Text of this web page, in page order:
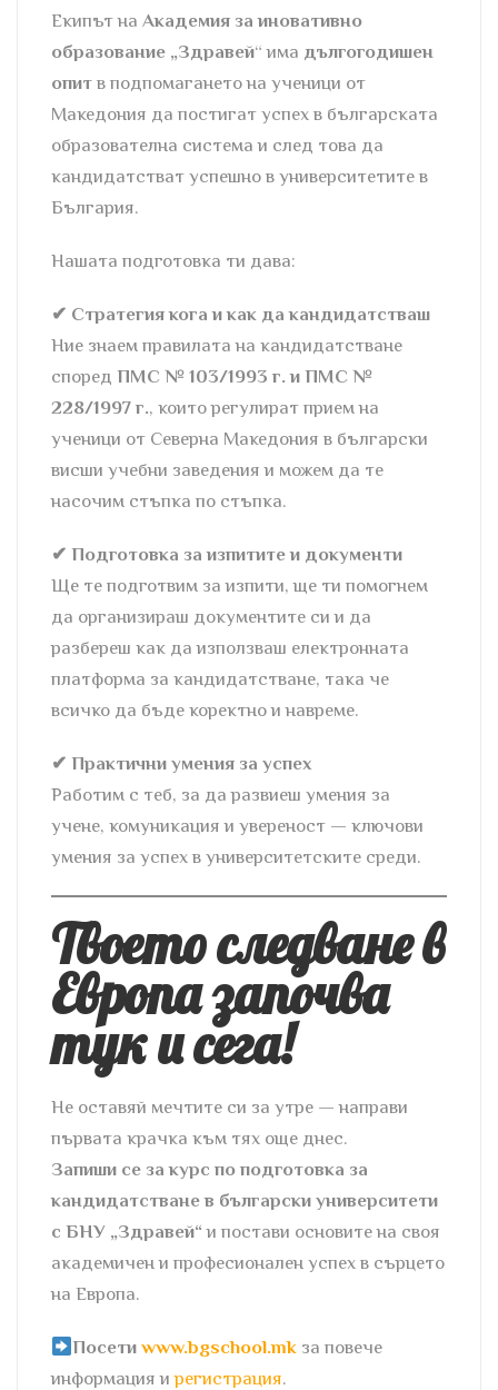
Екипът на Академия за иновативно
образование „Здравей“ има дългогодишен
опит в подпомагането на ученици от
Македония да постигат успех в българската
образователна система и след това да
кандидатстват успешно в университетите в
България.
Нашата подготовка ти дава:
✔ Стратегия кога и как да кандидатстваш
Ние знаем правилата на кандидатстване
според ПМС № 103/1993 г. и ПМС №
228/1997 г., които регулират прием на
ученици от Северна Македония в български
висши учебни заведения и можем да те
насочим стъпка по стъпка.
✔ Подготовка за изпитите и документи
Ще те подготвим за изпити, ще ти помогнем
да организираш документите си и да
разбереш как да използваш електронната
платформа за кандидатстване, така че
всичко да бъде коректно и навреме.
✔ Практични умения за успех
Работим с теб, за да развиеш умения за
учене, комуникация и увереност — ключови
умения за успех в университетските среди.
Твоето следване в
Европа започва
тук и сега!
Не оставяй мечтите си за утре — направи
първата крачка към тях още днес.
Запиши се за курс по подготовка за
кандидатстване в български университети
с БНУ „Здравей“ и постави основите на своя
академичен и професионален успех в сърцето
на Европа.
Посетиwww.bgschool.mk за повече
информация ирегистрация.